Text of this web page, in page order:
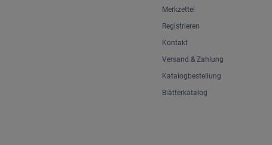
Merkzettel
Registrieren
Kontakt
Versand & Zahlung
Katalogbestellung
Blätterkatalog